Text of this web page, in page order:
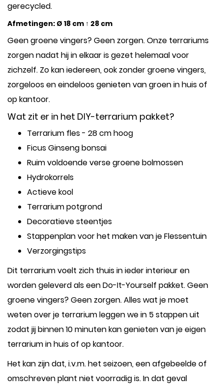
gerecycled.
Afmetingen: Ø 18 cm ↑ 28 cm
Geen groene vingers? Geen zorgen. Onze terrariums
zorgen nadat hij in elkaar is gezet helemaal voor
zichzelf. Zo kan iedereen, ook zonder groene vingers,
zorgeloos en eindeloos genieten van groen in huis of
op kantoor.
Wat zit er in het DIY-terrarium pakket?
Terrarium fles- 28 cm hoog
Ficus Ginseng bonsai
Ruim voldoende verse groene bolmossen
Hydrokorrels
Actieve kool
Terrarium potgrond
Decoratieve steentjes
Stappenplan voor het maken van je Flessentuin
Verzorgingstips
Dit terrarium voelt zich thuis in ieder interieur en
worden geleverd als een Do-It-Yourself pakket. Geen
groene vingers? Geen zorgen. Alles wat je moet
weten over je terrarium leggen we in 5 stappen uit
zodat jij binnen 10 minuten kan genieten van je eigen
terrarium in huis of op kantoor.
Het kan zijn dat, i.v.m. het seizoen, een afgebeelde of
omschreven plant niet voorradig is. In dat geval